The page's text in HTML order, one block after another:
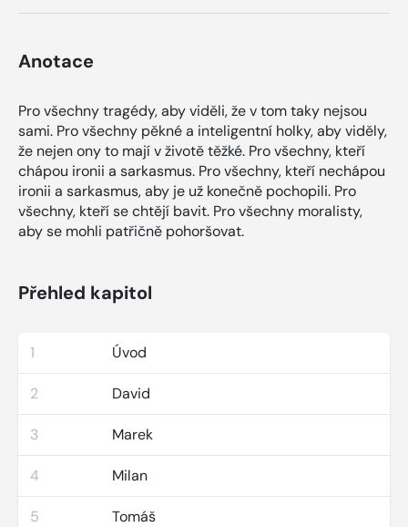
Anotace
Pro všechny tragédy, aby viděli, že v tom taky nejsou
sami. Pro všechny pěkné a inteligentní holky, aby viděly,
že nejen ony to mají v životě těžké. Pro všechny, kteří
chápou ironii a sarkasmus. Pro všechny, kteří nechápou
ironii a sarkasmus, aby je už konečně pochopili. Pro
všechny, kteří se chtějí bavit. Pro všechny moralisty,
aby se mohli patřičně pohoršovat.
Přehled kapitol
1 Úvod
2 David
3 Marek
4 Milan
5 Tomáš